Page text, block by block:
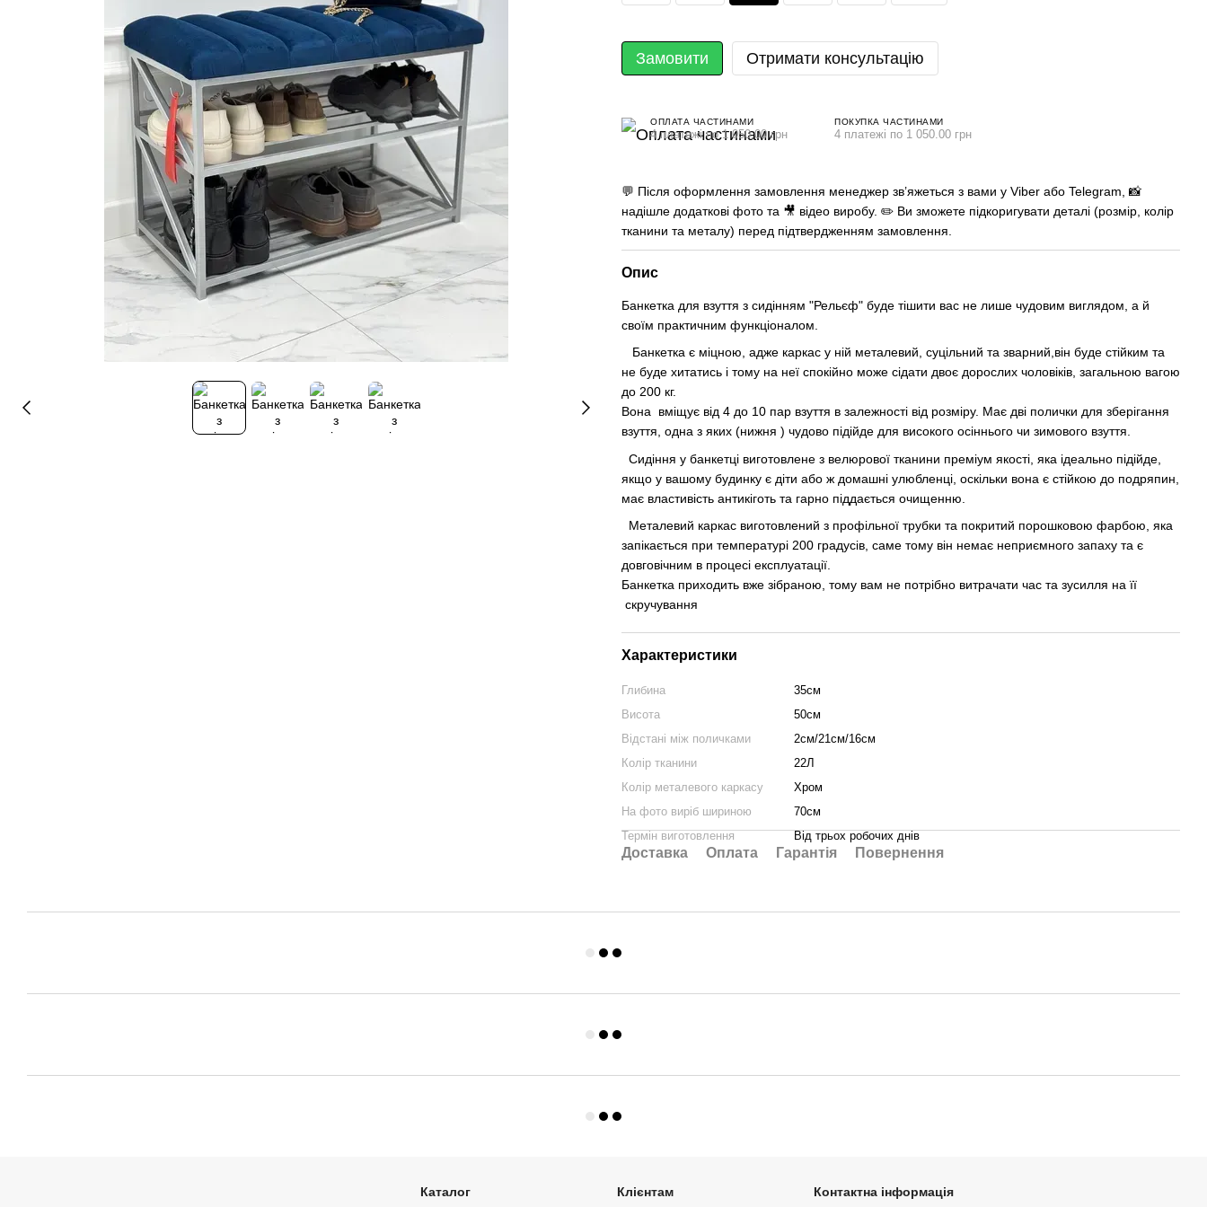
Замовити Отримати консультацію
ОПЛАТА ЧАСТИНАМИ
4 платежі по 1 050.00 грн
ПОКУПКА ЧАСТИНАМИ
4 платежі по 1 050.00 грн
💬 Після оформлення замовлення менеджер зв’яжеться з вами у Viber або Telegram, 📸
надішле додаткові фото та 🎥 відео виробу. ✏️ Ви зможете підкоригувати деталі (розмір, колір
тканини та металу) перед підтвердженням замовлення.
Опис
Банкетка для взуття з сидінням "Рельєф" буде тішити вас не лише чудовим виглядом, а й
своїм практичним функціоналом.
Банкетка є міцною, адже каркас у ній металевий, суцільний та зварний,він буде стійким та
не буде хитатись і тому на неї спокійно може сідати двоє дорослих чоловіків, загальною вагою
до 200 кг.
Вона вміщує від 4 до 10 пар взуття в залежності від розміру. Має дві полички для зберігання
взуття, одна з яких (нижня ) чудово підійде для високого осіннього чи зимового взуття.
Сидіння у банкетці виготовлене з велюрової тканини преміум якості, яка ідеально підійде,
якщо у вашому будинку є діти або ж домашні улюбленці, оскільки вона є стійкою до подряпин,
має властивість антикіготь та гарно піддається очищенню.
Металевий каркас виготовлений з профільної трубки та покритий порошковою фарбою, яка
запікається при температурі 200 градусів, саме тому він немає неприємного запаху та є
довговічним в процесі експлуатації.
Банкетка приходить вже зібраною, тому вам не потрібно витрачати час та зусилля на її
скручування
Характеристики
Глибина
35см
Висота
50см
Відстані між поличками
2см/21см/16см
Колір тканини
22Л
Колір металевого каркасу
Хром
На фото виріб шириною
70см
Термін виготовлення
Від трьох робочих днів
Доставка Оплата Гарантія Повернення
Каталог Клієнтам Контактна інформація